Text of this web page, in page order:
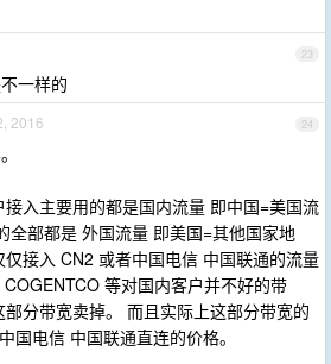
23
一样的
24
2016
入主要用的都是国内流量 即中国=美国流
全部都是 外国流量 即美国=其他国家地
接入 CN2 或者中国电信 中国联通的流量
COGENTCO 等对国内客户并不好的带
分带宽卖掉。 而且实际上这部分带宽的
国电信 中国联通直连的价格。